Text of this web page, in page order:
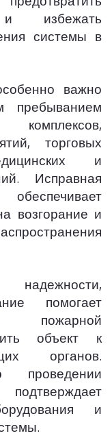
избежать
системы в
важно
пребыванием
торговых
и
Исправная
возгорание и
помогает
пожарной
объект к
органов.
и